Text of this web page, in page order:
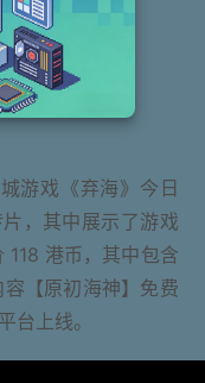
游戏《弃海》今日
，其中展示了游戏
港币，其中包含
【原初海神】免费
台上线。